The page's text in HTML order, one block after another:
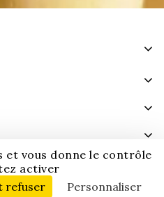
et vous donne le contrôle
activer
refuser Personnaliser